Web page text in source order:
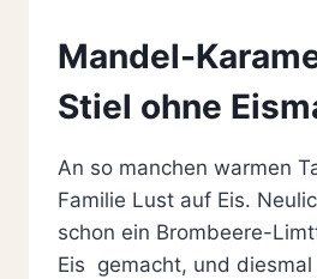
Mandel-
Stiel ohne
An so manchen warmen
Familie Lust auf Eis.
schon ein Brombeere-
Eis gemacht, und